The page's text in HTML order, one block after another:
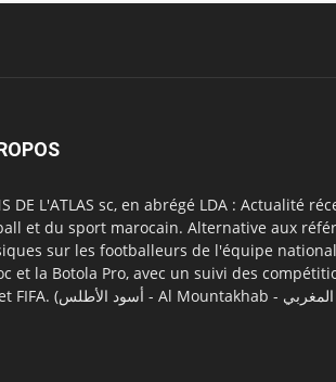
DE L'ATLAS sc, en abrégé LDA : Actualité
et du sport marocain. Alternative aux
sur les footballeurs de l'équipe
et la Botola Pro, avec un suivi des